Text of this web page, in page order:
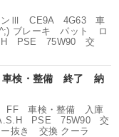
ンⅢ CE9A 4G63 車
ブレーキ パット ロ
PSE 75W90 交
検・整備 終了 納
車検・整備 入庫
PSE 75W90 交
抜き 交換 クーラ